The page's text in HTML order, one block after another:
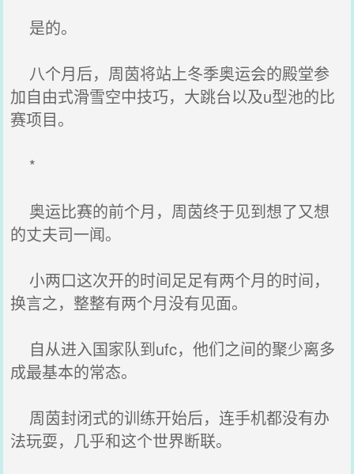
是的。
八个月后，周茵将站上冬季奥运会的殿堂参
加自由式滑雪空中技巧，大跳台以及u型池的比
赛项目。
*
奥运比赛的前个月，周茵终于见到想了又想
的丈夫司一闻。
小两口这次开的时间足足有两个月的时间，
换言之，整整有两个月没有见面。
自从进入国家队到ufc，他们之间的聚少离多
成最基本的常态。
周茵封闭式的训练开始后，连手机都没有办
法玩耍，几乎和这个世界断联。